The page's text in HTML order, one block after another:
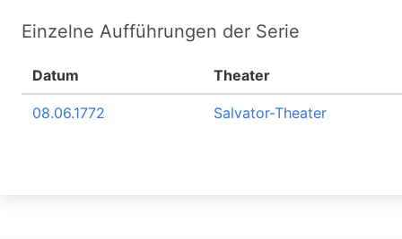
Einzelne Aufführungen der Serie
Datum Theater
08.06.1772 Salvator-Theater